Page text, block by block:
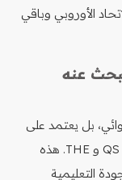
الأوروبي وباقي
عنه
بل يعتمد على
أسس صارمة تضعها هيئات عالمية كبرى مثل QS و THE. هذه
التعليمية